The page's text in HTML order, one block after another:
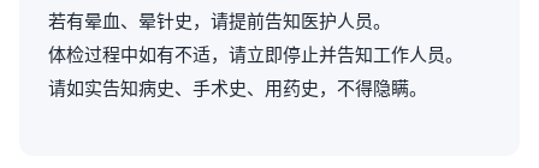
若有晕血、晕针史，请提前告知医护人员。
体检过程中如有不适，请立即停止并告知工作人员。
请如实告知病史、手术史、用药史，不得隐瞒。